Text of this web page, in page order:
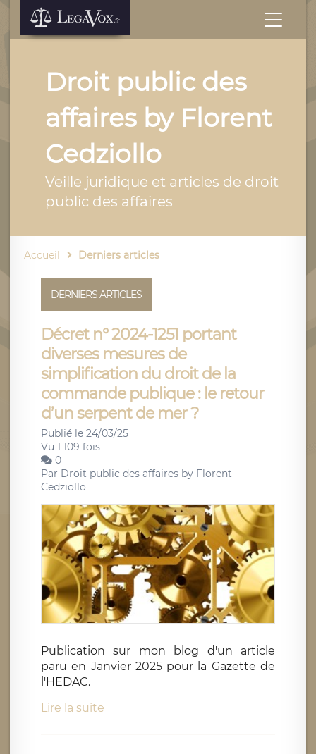
Droit public des
affaires by Florent
Cedziollo
Veille juridique et articles de droit
public des affaires
Accueil Derniers articles
DERNIERS ARTICLES
Décret n° 2024-1251 portant
diverses mesures de
simplification du droit de la
commande publique : le retour
d’un serpent de mer ?
Publié le 24/03/25
Vu 1 109 fois
0
Par Droit public des affaires by Florent
Cedziollo
Publication sur mon blog d'un article
paru en Janvier 2025 pour la Gazette de
l'HEDAC.
Lire la suite